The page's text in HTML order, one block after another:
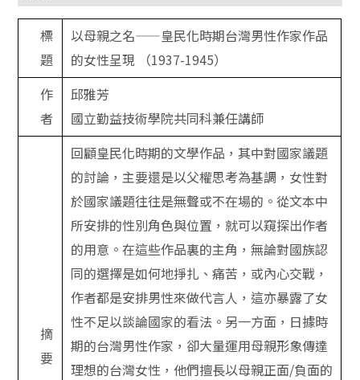
標
題
以母親之名——皇民化時期台灣男性作家作品
的女性呈現 （1937-1945）
作
者
邱雅芳
國立勤益技術學院共同科兼任講師
摘
要
回顧皇民化時期的文學作品，其中對國家議題
的討論，主要還是以父權思考為基調，女性對
於國家議題往往是無聲或不在場的。從文本中
所安排的性別角色與位置，就可以窺探出作者
的用意。在這些作品裏的主角，無論對國族認
同的選擇是如何地掙扎、痛苦，或內心交戰，
作者都是安排男性來做代言人，這亦暴露了女
性不足以談論國家的看法。另一方面，日據時
期的台灣男性作家，卻大量運用母親形象傳達
理想的台灣女性，他們擅長以母親正面/負面的